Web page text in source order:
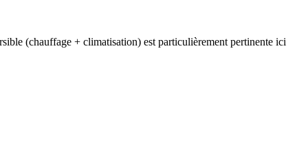
(chauffage + climatisation) est particulièrement pertinente ici